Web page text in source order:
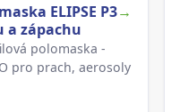
ELIPSE P3
a zápachu
→
polomaska -
pro prach, aerosoly